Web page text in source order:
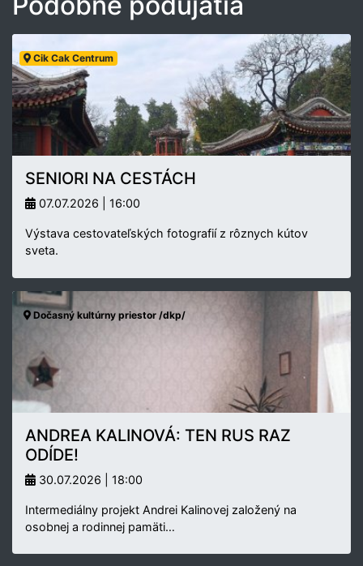
Cik Cak Centrum
SENIORI NA CESTÁCH
07.07.2026 | 16:00
Výstava cestovateľských fotografií z rôznych kútov
sveta.
Dočasný kultúrny priestor /dkp/
ANDREA KALINOVÁ: TEN RUS RAZ
ODÍDE!
30.07.2026 | 18:00
Intermediálny projekt Andrei Kalinovej založený na
osobnej a rodinnej pamäti…